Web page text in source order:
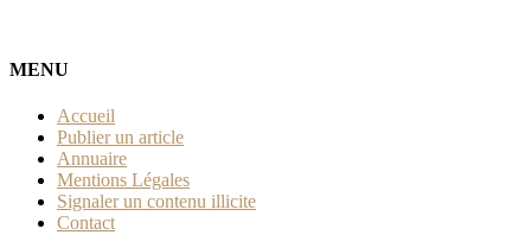
MENU
Accueil
Publier un article
Annuaire
Mentions Légales
Signaler un contenu illicite
Contact